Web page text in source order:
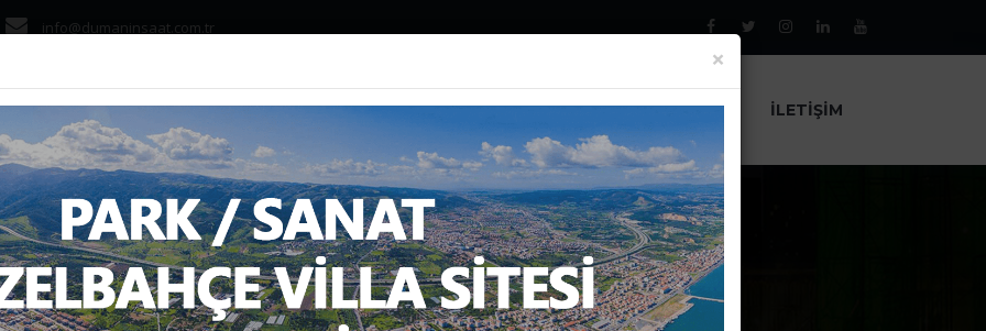
info@dumaninsaat.com.tr
ANASAYFA KURUMSAL PROJELER HABERLER İLETIŞIM
NEDEN YAPILMAMALI?
×